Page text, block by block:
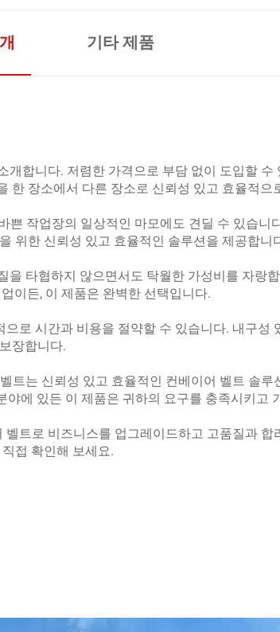
기타 제품
합니다. 저렴한 가격으로 부담 없이 도입할
한 장소에서 다른 장소로 신뢰성 있고 효율적
작업장의 일상적인 마모에도 견딜 수 있습니
위한 신뢰성 있고 효율적인 솔루션을 제공합니
을 타협하지 않으면서도 탁월한 가성비를 자랑
이든, 이 제품은 완벽한 선택입니다.
로 시간과 비용을 절약할 수 있습니다. 내구성
장합니다.
트는 신뢰성 있고 효율적인 컨베이어 벨트 솔
에 있든 이 제품은 귀하의 요구를 충족시키고
트로 비즈니스를 업그레이드하고 고품질과
접 확인해 보세요.